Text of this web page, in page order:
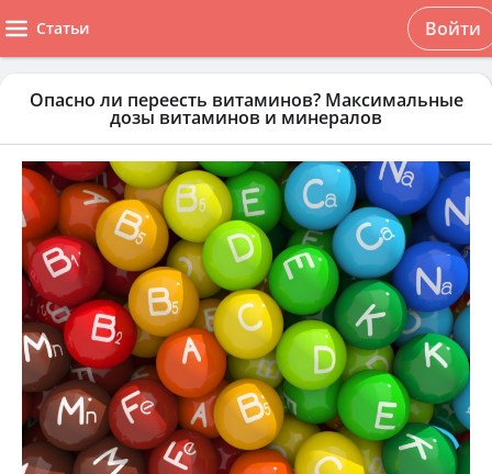
Статьи Войти
Опасно ли переесть витаминов? Максимальные
дозы витаминов и минералов